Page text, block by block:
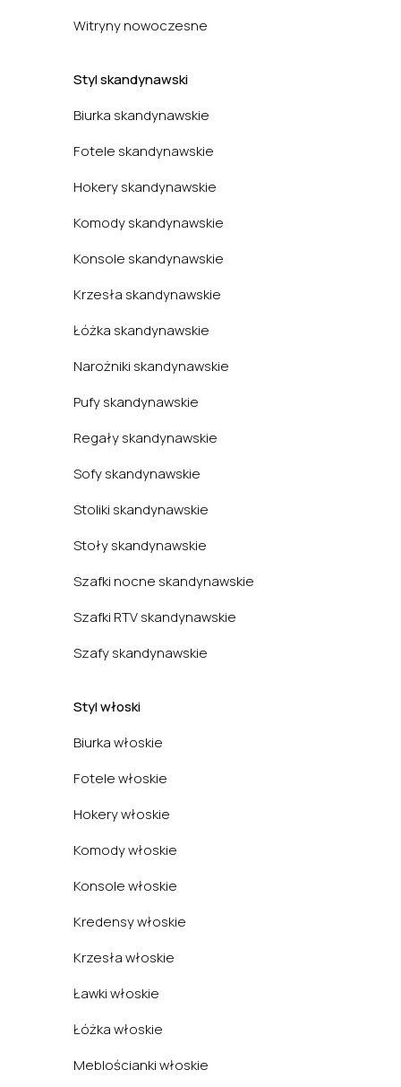
Witryny nowoczesne
Styl skandynawski
Biurka skandynawskie
Fotele skandynawskie
Hokery skandynawskie
Komody skandynawskie
Konsole skandynawskie
Krzesła skandynawskie
Łóżka skandynawskie
Narożniki skandynawskie
Pufy skandynawskie
Regały skandynawskie
Sofy skandynawskie
Stoliki skandynawskie
Stoły skandynawskie
Szafki nocne skandynawskie
Szafki RTV skandynawskie
Szafy skandynawskie
Styl włoski
Biurka włoskie
Fotele włoskie
Hokery włoskie
Komody włoskie
Konsole włoskie
Kredensy włoskie
Krzesła włoskie
Ławki włoskie
Łóżka włoskie
Meblościanki włoskie